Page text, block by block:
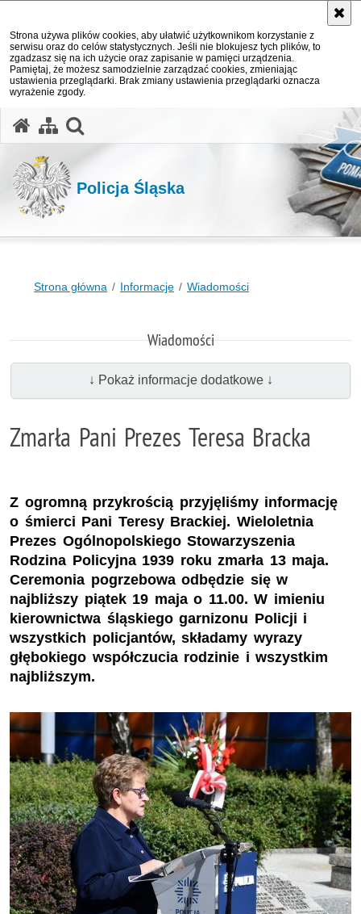
Strona używa plików cookies, aby ułatwić użytkownikom korzystanie z
serwisu oraz do celów statystycznych. Jeśli nie blokujesz tych plików, to
zgadzasz się na ich użycie oraz zapisanie w pamięci urządzenia.
Pamiętaj, że możesz samodzielnie zarządzać cookies, zmieniając
ustawienia przeglądarki. Brak zmiany ustawienia przeglądarki oznacza
wyrażenie zgody.
Policja Śląska
Strona główna Informacje Wiadomości
Wiadomości
↓ Pokaż informacje dodatkowe ↓
Zmarła Pani Prezes Teresa Bracka
Z ogromną przykrością przyjęliśmy informację
o śmierci Pani Teresy Brackiej. Wieloletnia
Prezes Ogólnopolskiego Stowarzyszenia
Rodzina Policyjna 1939 roku zmarła 13 maja.
Ceremonia pogrzebowa odbędzie się w
najbliższy piątek 19 maja o 11.00. W imieniu
kierownictwa śląskiego garnizonu Policji i
wszystkich policjantów, składamy wyrazy
głębokiego współczucia rodzinie i wszystkim
najbliższym.